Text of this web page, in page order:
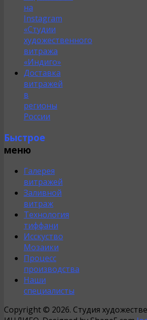
на
Instagram
«Студии
художественного
витража
«Индиго»
Доставка
витражей
в
регионы
России
Быстрое
меню
Галерея
витражей
Заливной
витраж
Технология
тиффани
Исскуство
Мозаики
Процесс
производства
Наши
специалисты
Copyright © 2026. Студия